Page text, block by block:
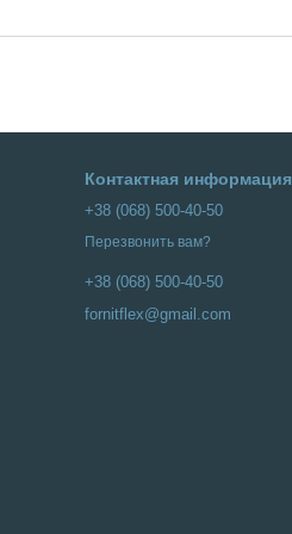
Контактная информация
+38 (068) 500-40-50
Перезвонить вам?
+38 (068) 500-40-50
fornitflex@gmail.com